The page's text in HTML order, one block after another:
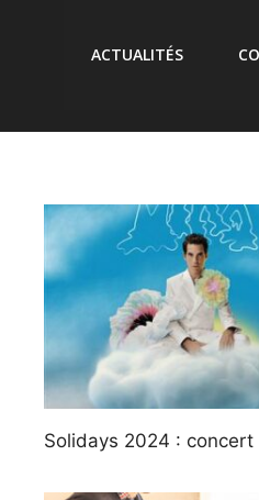
ACTUALITÉS
Solidays 2024 : concert